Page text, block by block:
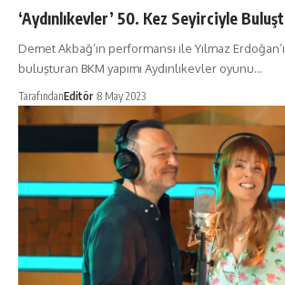
‘Aydınlıkevler’ 50. Kez Seyirciyle
Demet Akbağ’ın performansı ile Yılmaz
buluşturan BKM yapımı Aydınlıkevler oyunu…
TarafındanEditör 8 May 2023